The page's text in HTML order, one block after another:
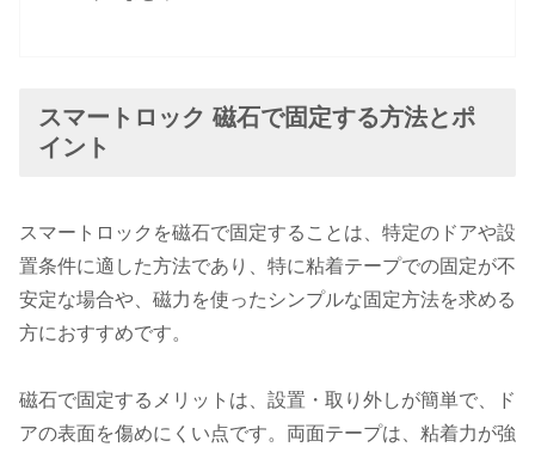
スマートロック 磁石で固定する方法とポ
イント
スマートロックを磁石で固定することは、特定のドアや設
置条件に適した方法であり、特に粘着テープでの固定が不
安定な場合や、磁力を使ったシンプルな固定方法を求める
方におすすめです。
磁石で固定するメリットは、設置・取り外しが簡単で、ド
アの表面を傷めにくい点です。両面テープは、粘着力が強